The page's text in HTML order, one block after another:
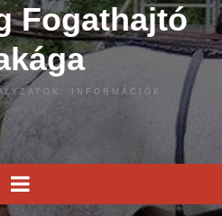
Fogathajtó
INFORMÁCIÓK